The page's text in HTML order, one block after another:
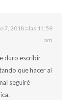
7, 2018 a las 11:59
am
duro escribir
que hacer al
seguiré